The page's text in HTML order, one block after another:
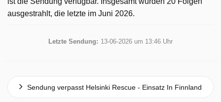
ausgestrahlt, die letzte im Juni 2026.
Letzte Sendung: 13-06-2026 um 13:46 Uhr
Sendung verpasst Helsinki Rescue - Einsatz In Finnland